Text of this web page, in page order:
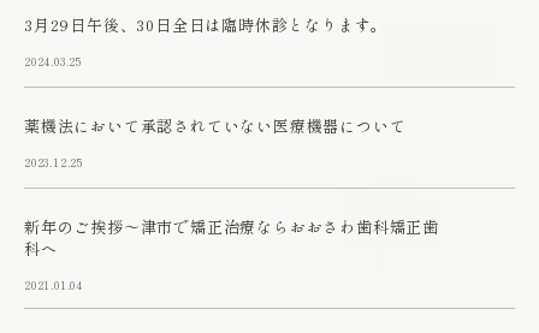
3月29日午後、30日全日は臨時休診となります。
2024.03.25
薬機法において承認されていない医療機器について
2023.12.25
新年のご挨拶～津市で矯正治療ならおおさわ歯科矯正歯
科へ
2021.01.04